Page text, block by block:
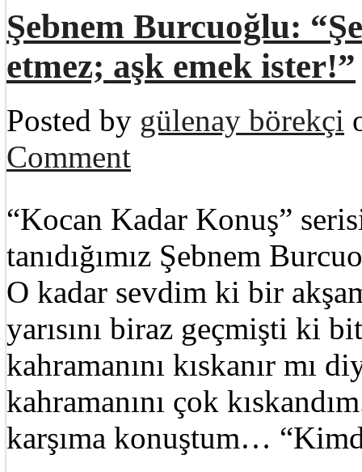
Şebnem Burcuoğlu:
etmez; aşk emek ister!”
Posted by gülenay börekçi
Comment
“Kocan Kadar Konuş”
tanıdığımız Şebnem
O kadar sevdim ki bir
yarısını biraz geçmişti ki
kahramanını kıskanır mı
kahramanını çok
karşıma konuştum…